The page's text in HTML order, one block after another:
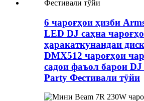
6 чароғҳои ҳизби
LED DJ саҳна
ҳаракаткунандаи
DMX512 чароғҳои
садои фаъол барои
Party Фестивали тӯйи